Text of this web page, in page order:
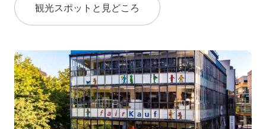
観光スポットと見どころ